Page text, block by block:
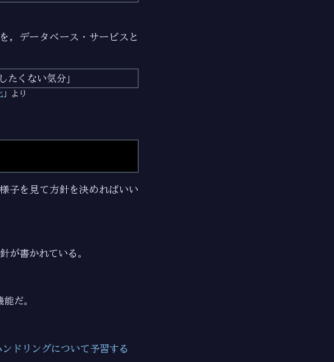
を，データベース・サービスと
たくない気分
より
子を見て方針を決めればいい
が書かれている。
だ。
ドリングについて予習する